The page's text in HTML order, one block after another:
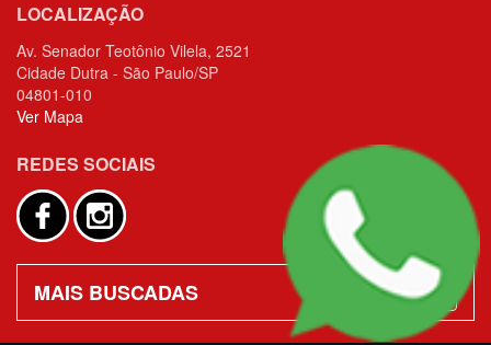
LOCALIZAÇÃO
Av. Senador Teotônio Vilela, 2521
Cidade Dutra - São Paulo/SP
04801-010
Ver Mapa
REDES SOCIAIS
MAIS BUSCADAS